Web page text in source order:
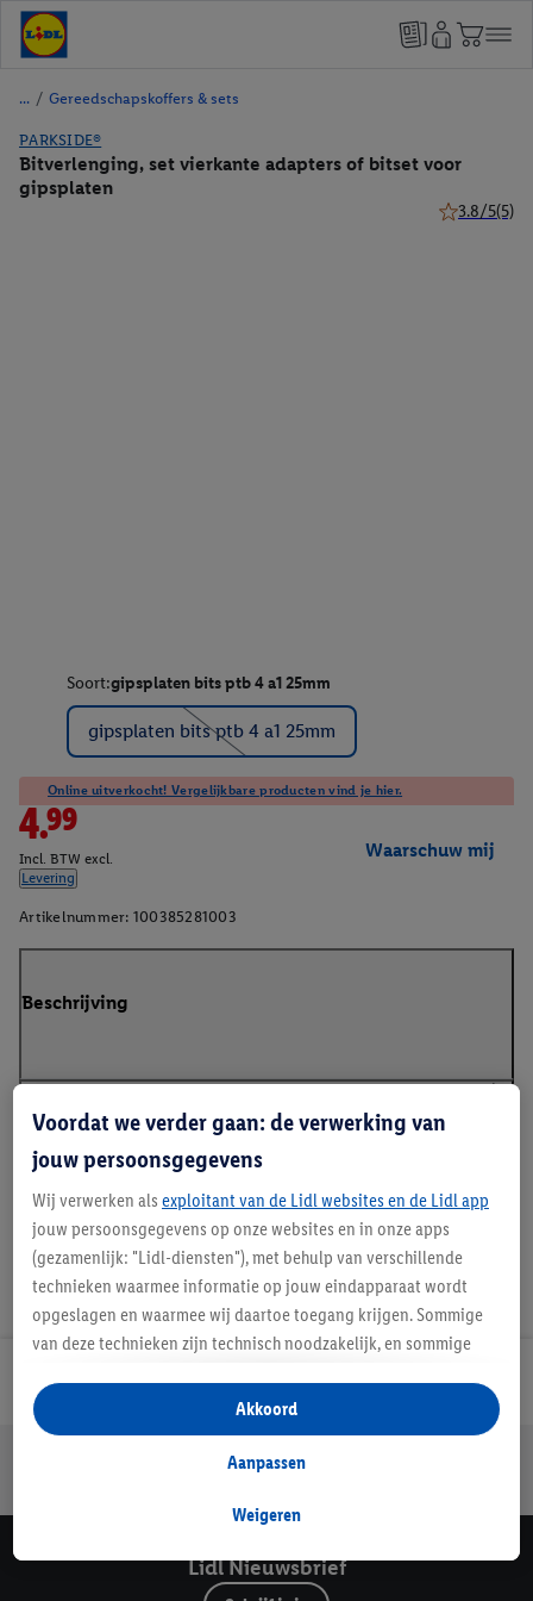
/ Gereedschapskoffers & sets
PARKSIDE®
Bitverlenging, set vierkante adapters of bitset voor
gipsplaten
3.8/5(5)
Soort:gipsplaten bits ptb 4 a1 25mm
gipsplaten bits ptb 4 a1 25mm
Online uitverkocht! Vergelijkbare producten vind je hier.
4.99
Incl. BTW excl.
Levering
Waarschuw mij
Artikelnummer: 100385281003
Beschrijving
Details over productveiligheid
Lidl Nieuwsbrief
Jouw voordelen bij ons als Lidl webshop klant
Lidl Nieuwsbrief
Voordat we verder gaan: de verwerking van
jouw persoonsgegevens
Wij verwerken als exploitant van de Lidl websites en de Lidl app
jouw persoonsgegevens op onze websites en in onze apps
(gezamenlijk: "Lidl-diensten"), met behulp van verschillende
technieken waarmee informatie op jouw eindapparaat wordt
opgeslagen en waarmee wij daartoe toegang krijgen. Sommige
van deze technieken zijn technisch noodzakelijk, en sommige
opslaan van voorkeursinstellingen, het verzamelen en
analyseren van statistieken of voor het tonen van
gepersonaliseerde reclame binnen en buiten de Lidl-diensten.
gegevens over jouw aankoopgedrag in de winkel ook voor de
Als je hier toestemming geeft aan ons voor het personaliseren
Weigeren
Aanpassen
Akkoord